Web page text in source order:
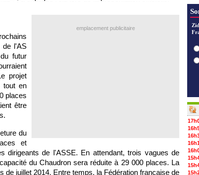
emplacement publicitaire
de l'AS
futur
projet
tout en
places
être
du
et
dirigeants de l'ASSE. En attendant, trois vagues de
du Chaudron sera réduite à 29 000 places. La
de juillet 2014. Entre temps, la Fédération française de